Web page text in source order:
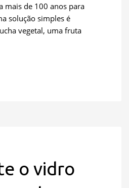
mais de 100 anos para
solução simples é
vegetal, uma fruta
o vidro